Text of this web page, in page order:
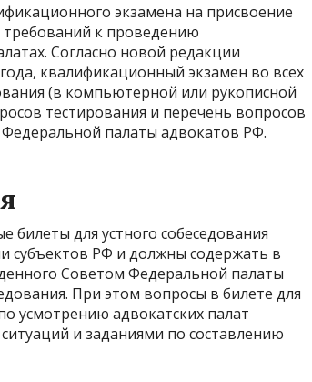
экзамена на присвоение
требований к проведению
Согласно новой редакции
квалификационный экзамен во всех
(в компьютерной или рукописной
тестирования и перечень вопросов
палаты адвокатов РФ.
билеты для устного собеседования
субъектов РФ и должны содержать в
Советом Федеральной палаты
При этом вопросы в билете для
усмотрению адвокатских палат
и заданиями по составлению